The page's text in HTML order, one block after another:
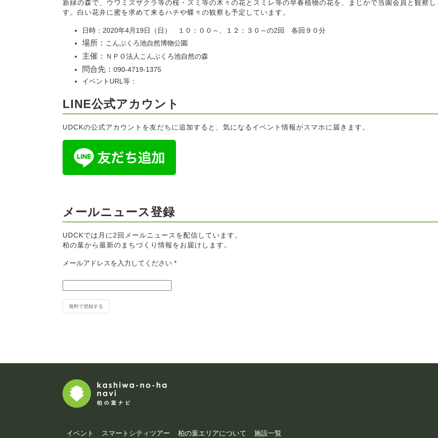
新緑の森で、ウワミズザクラ等の桜・ズミ等の木々の花とスミレ等の早春植物の花を、まじかで当園会員と観察し
す。白い花弁に蜜を求めて来るハチや蝶々の観察も予定しています。
日時：2020年4月19日（日） １０：００～、１２：３０～の2回 各回９０分
場所： こんぶくろ池自然博物公園
主催： ＮＰＯ法人こんぶくろ池自然の森
問合先： 090-4719-1375
イベントURL等：
LINE公式アカウント
UDCKの公式アカウントを友だちに追加すると、気になるイベント情報がスマホに届きます。
メールニュース登録
UDCKでは月に2回メールニュースを配信しています。
柏の葉から最新のまちづくり情報をお届けします。
メールアドレスを入力してください *
イベント スマートシティツアー 柏の葉エリアについて 施設一覧